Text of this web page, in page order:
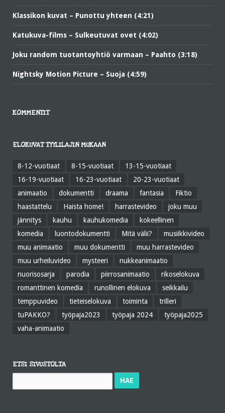
Klassikon kuvat – Punottu yhteen (4:21)
Katukuva-films – Sulkeutuvat ovet (4:02)
Joku random tuotantoyhtiö varmaan – Paahto (3:18)
Nightsky Motion Picture – Suoja (4:59)
KOMMENTIT
ELOKUVAT TYYLILAJIN MUKAAN
8-12-vuotiaat 8-15-vuotiaat
13-15-vuotiaat
16-19-vuotiaat
16-23-vuotiaat
20-23-vuotiaat
animaatio
dokumentti draama fantasia
Fiktio
haastattelu
Haista home! harrastevideo
joku muu
jännitys
kauhu kauhukomedia
kokeellinen
komedia
luontodokumentti Mitä välii?
musiikkivideo
muu animaatio
muu dokumentti
muu harrastevideo
muu urheiluvideo
mysteeri
nukkeanimaatio
nuorisosarja
parodia piirrosanimaatio
rikoselokuva
romanttinen komedia
runollinen elokuva
seikkailu
temppuvideo
tieteiselokuva toiminta
trilleri
tuPAKKO?
työpaja2023 työpaja 2024
työpaja2025
vaha-animaatio
ETSI SIVUSTOLTA